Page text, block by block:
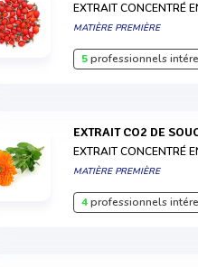
EXTRAIT CONCENTRÉ
MATIÈRE PREMIÈRE
5professionnels
EXTRAIT CO2 DE
EXTRAIT CONCENTRÉ
MATIÈRE PREMIÈRE
4professionnels